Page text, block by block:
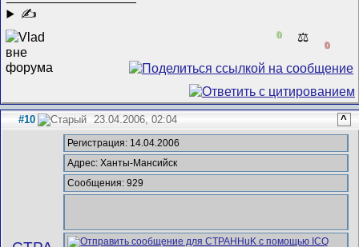
✍
0 ⚖️
0
#10 23.04.2006, 02:04 ^
Регистрация: 14.04.2006
Адрес: Ханты-Мансийск
Сообщения: 929